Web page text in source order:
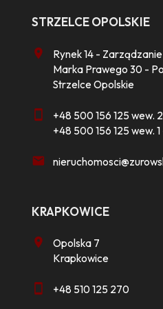
STRZELCE OPOLSKIE
Rynek 14 - Zarządzanie
Marka Prawego 30 -
Strzelce Opolskie
+48 500 156 125 wew.
+48 500 156 125 wew.
KRAPKOWICE
Opolska 7
Krapkowice
+48 510 125 270